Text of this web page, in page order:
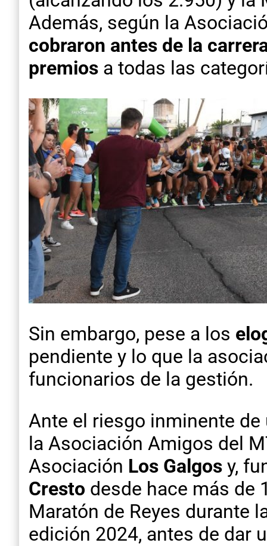
Además, según la
cobraron antes de la
premios a todas las
Sin embargo, pese a los
pendiente y lo que la
funcionarios de la gestión.
Ante el riesgo inminente
la Asociación Amigos del
Asociación Los Galgos y,
Cresto desde hace más de
Maratón de Reyes durante
edición 2024, antes de dar